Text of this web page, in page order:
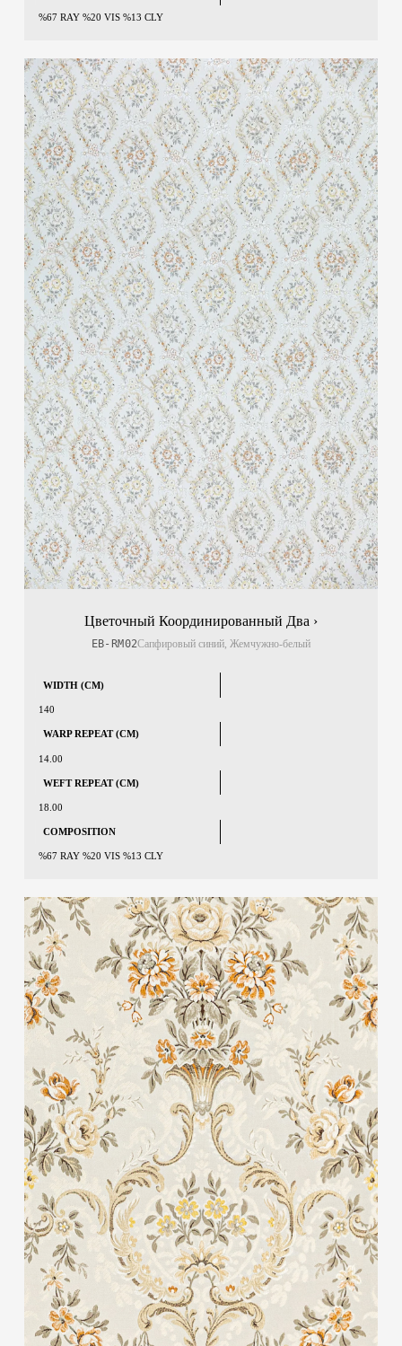
%67 RAY %20 VIS %13 CLY
Цветочный Координированный Два ›
EB-RM02Сапфировый синий, Жемчужно-белый
WIDTH (CM)
140
WARP REPEAT (CM)
14.00
WEFT REPEAT (CM)
18.00
COMPOSITION
%67 RAY %20 VIS %13 CLY